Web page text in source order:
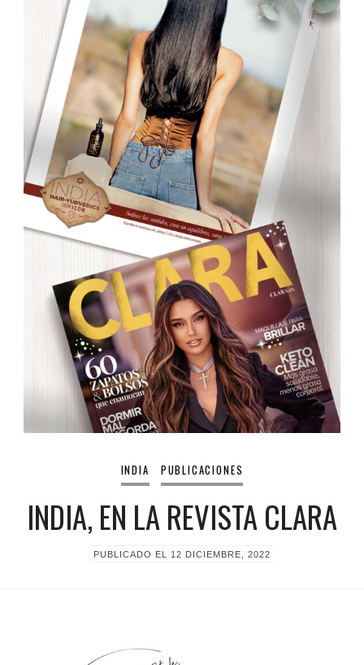
INDIA PUBLICACIONES
INDIA, EN LA REVISTA CLARA
PUBLICADO EL 12 DICIEMBRE, 2022